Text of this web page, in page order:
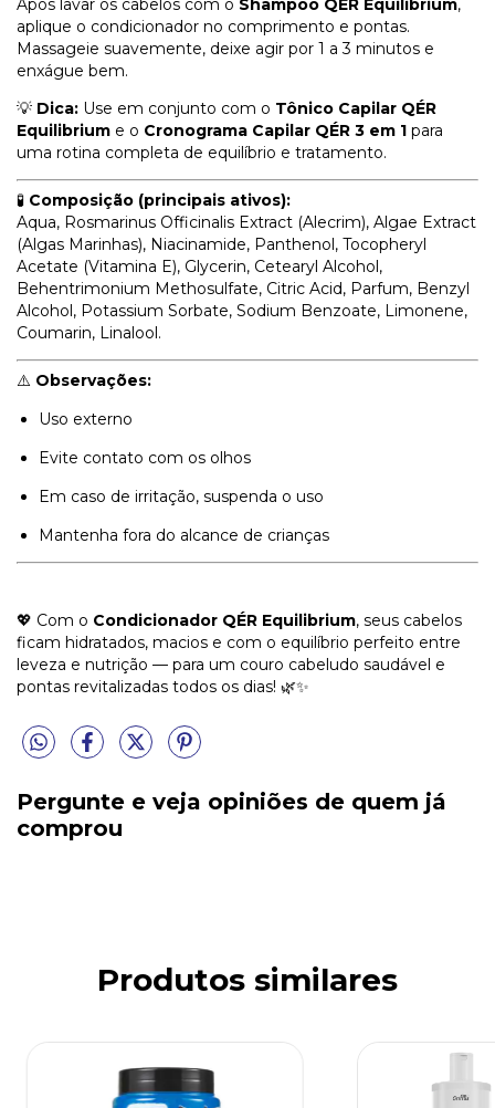
Após lavar os cabelos com o Shampoo QÉR Equilibrium,
aplique o condicionador no comprimento e pontas.
Massageie suavemente, deixe agir por 1 a 3 minutos e
enxágue bem.
💡 Dica: Use em conjunto com o Tônico Capilar QÉR
Equilibrium e o Cronograma Capilar QÉR 3 em 1 para
uma rotina completa de equilíbrio e tratamento.
🧪 Composição (principais ativos):
Aqua, Rosmarinus Officinalis Extract (Alecrim), Algae Extract
(Algas Marinhas), Niacinamide, Panthenol, Tocopheryl
Acetate (Vitamina E), Glycerin, Cetearyl Alcohol,
Behentrimonium Methosulfate, Citric Acid, Parfum, Benzyl
Alcohol, Potassium Sorbate, Sodium Benzoate, Limonene,
Coumarin, Linalool.
⚠️ Observações:
Uso externo
Evite contato com os olhos
Em caso de irritação, suspenda o uso
Mantenha fora do alcance de crianças
💖 Com o Condicionador QÉR Equilibrium, seus cabelos
ficam hidratados, macios e com o equilíbrio perfeito entre
leveza e nutrição — para um couro cabeludo saudável e
pontas revitalizadas todos os dias! 🌿✨
Pergunte e veja opiniões de quem já
comprou
Produtos similares